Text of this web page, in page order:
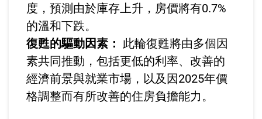
度，預測由於庫存上升，房價將有0.7%
的溫和下跌。
復甦的驅動因素： 此輪復甦將由多個因
素共同推動，包括更低的利率、改善的
經濟前景與就業市場，以及因2025年價
格調整而有所改善的住房負擔能力。